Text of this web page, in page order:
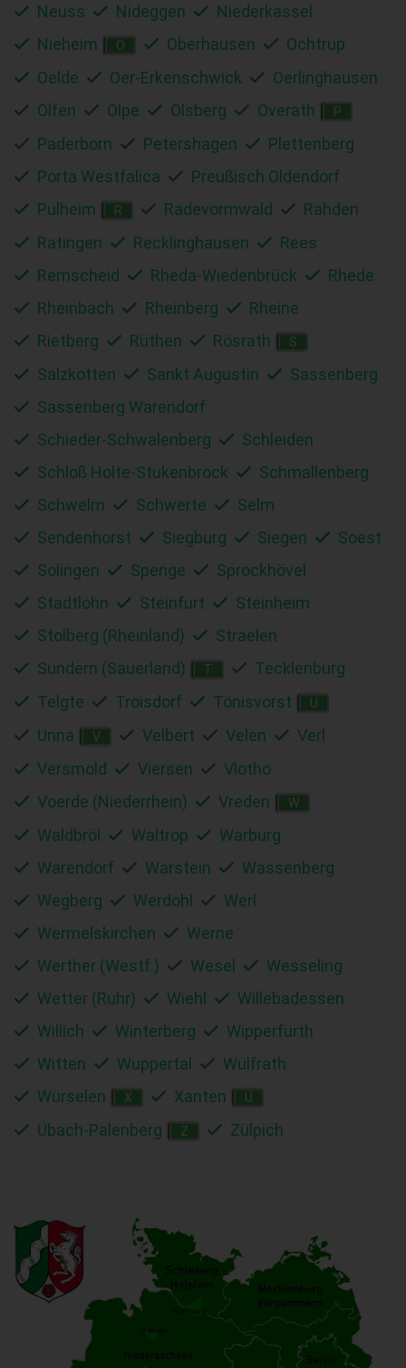
Neuss
Nideggen
Niederkassel
Nieheim
O Oberhausen
Ochtrup
Oelde
Oer-Erkenschwick
Oerlinghausen
Olfen
Olpe Olsberg Overath P
Paderborn Petershagen
Plettenberg
Porta Westfalica
Preußisch Oldendorf
Pulheim
R Radevormwald
Rahden
Ratingen
Recklinghausen
Rees
Remscheid
Rheda-Wiedenbrück
Rhede
Rheinbach
Rheinberg
Rheine
Rietberg
Rüthen Rösrath S
Salzkotten Sankt Augustin
Sassenberg
Sassenberg Warendorf
Schieder-Schwalenberg
Schleiden
Schloß Holte-Stukenbrock
Schmallenberg
Schwelm
Schwerte
Selm
Sendenhorst
Siegburg Siegen
Soest
Solingen
Spenge
Sprockhövel
Stadtlohn
Steinfurt
Steinheim
Stolberg (Rheinland)
Straelen
Sundern (Sauerland)
T
Tecklenburg
Telgte
Troisdorf Tönisvorst U
Unna V Velbert Velen
Verl
Versmold
Viersen
Vlotho
Voerde (Niederrhein)
Vreden W
Waldbröl Waltrop
Warburg
Warendorf
Warstein
Wassenberg
Wegberg
Werdohl
Werl
Wermelskirchen
Werne
Werther (Westf.)
Wesel
Wesseling
Wetter (Ruhr)
Wiehl
Willebadessen
Willich
Winterberg
Wipperfürth
Witten
Wuppertal
Wülfrath
Würselen
X Xanten Ü
Übach-Palenberg Z Zülpich